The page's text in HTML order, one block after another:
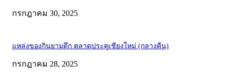
กรกฎาคม 30, 2025
แหล่งของกินยามดึก ตลาดประตูเชียงใหม่ (กลางคืน)
กรกฎาคม 28, 2025